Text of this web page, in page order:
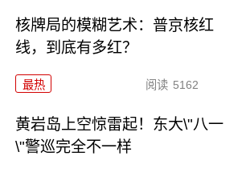
核牌局的模糊艺术：普京核红
线，到底有多红？
最热 阅读 5162
黄岩岛上空惊雷起！东大\"八一
\"警巡完全不一样